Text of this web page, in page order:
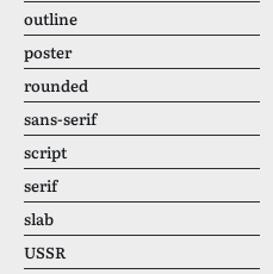
outline
poster
rounded
sans-serif
script
serif
slab
USSR